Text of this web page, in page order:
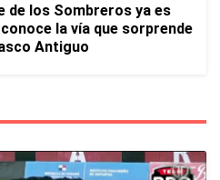
de los Sombreros ya es
la vía que sorprende
Antiguo